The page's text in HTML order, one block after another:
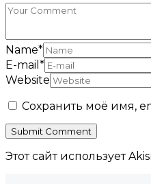
Name*
E-mail *
Website
Сохранить моё имя,
Этот сайт использует